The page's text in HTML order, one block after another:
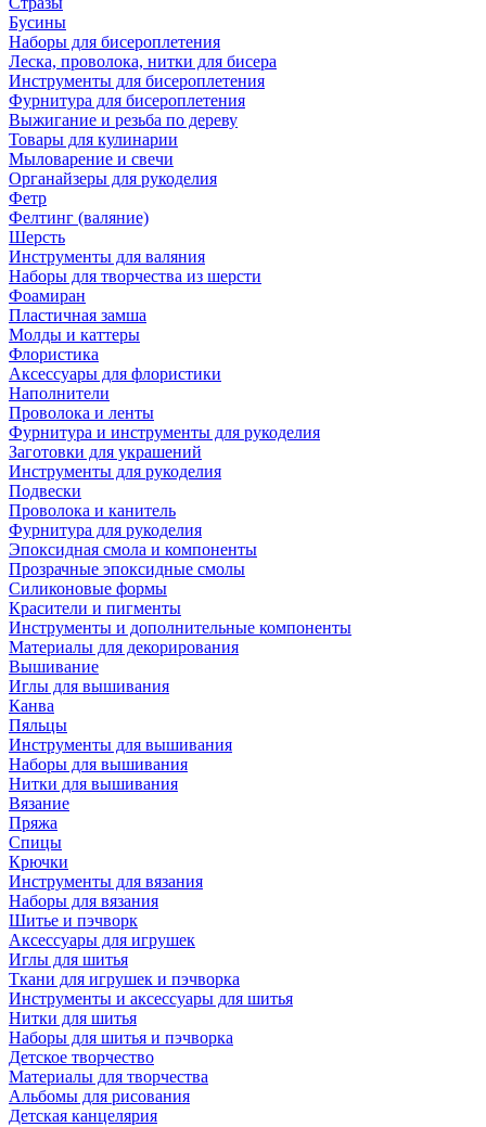
Бусины
Наборы для бисероплетения
Леска, проволока, нитки для бисера
Инструменты для бисероплетения
Фурнитура для бисероплетения
Выжигание и резьба по дереву
Товары для кулинарии
Мыловарение и свечи
Органайзеры для рукоделия
Фетр
Фелтинг (валяние)
Шерсть
Инструменты для валяния
Наборы для творчества из шерсти
Фоамиран
Пластичная замша
Молды и каттеры
Флористика
Аксессуары для флористики
Наполнители
Проволока и ленты
Фурнитура и инструменты для рукоделия
Заготовки для украшений
Инструменты для рукоделия
Подвески
Проволока и канитель
Фурнитура для рукоделия
Эпоксидная смола и компоненты
Прозрачные эпоксидные смолы
Силиконовые формы
Красители и пигменты
Инструменты и дополнительные компоненты
Материалы для декорирования
Вышивание
Иглы для вышивания
Канва
Пяльцы
Инструменты для вышивания
Наборы для вышивания
Нитки для вышивания
Вязание
Пряжа
Спицы
Крючки
Инструменты для вязания
Наборы для вязания
Шитье и пэчворк
Аксессуары для игрушек
Иглы для шитья
Ткани для игрушек и пэчворка
Инструменты и аксессуары для шитья
Нитки для шитья
Наборы для шитья и пэчворка
Детское творчество
Материалы для творчества
Альбомы для рисования
Детская канцелярия